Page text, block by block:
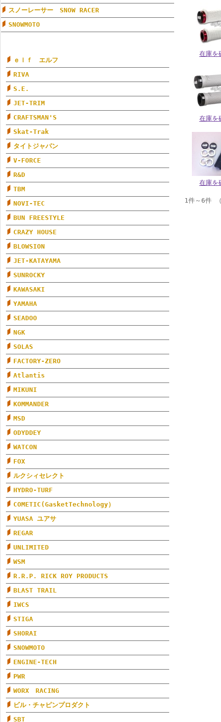
スノーレーサー SNOW RACER
SNOWMOTO
ｅｌｆ エルフ
RIVA
S.E.
JET-TRIM
CRAFTSMAN'S
Skat-Trak
タイトジャパン
V-FORCE
R&D
TBM
NOVI-TEC
BUN FREESTYLE
CRAZY HOUSE
BLOWSION
JET-KATAYAMA
SUNROCKY
KAWASAKI
YAMAHA
SEADOO
NGK
SOLAS
FACTORY-ZERO
Atlantis
MIKUNI
KOMMANDER
MSD
ODYDDEY
WATCON
FOX
ルクシィセレクト
HYDRO-TURF
COMETIC(GasketTechnology）
YUASA ユアサ
REGAR
UNLIMITED
WSM
R.R.P. RICK ROY PRODUCTS
BLAST TRAIL
IWCS
STIGA
SHORAI
SNOWMOTO
ENGINE-TECH
PWR
WORX RACING
ビル・チャピンプロダクト
SBT
在庫を
在庫を
在庫を
1件～6件